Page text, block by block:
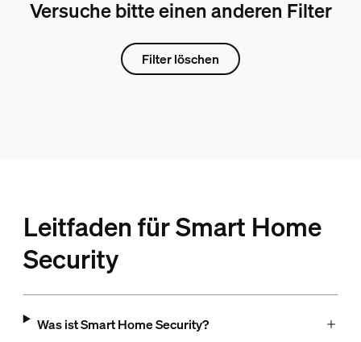
Versuche bitte einen anderen Filter
Filter löschen
Leitfaden für Smart Home
Security
Was ist Smart Home Security?